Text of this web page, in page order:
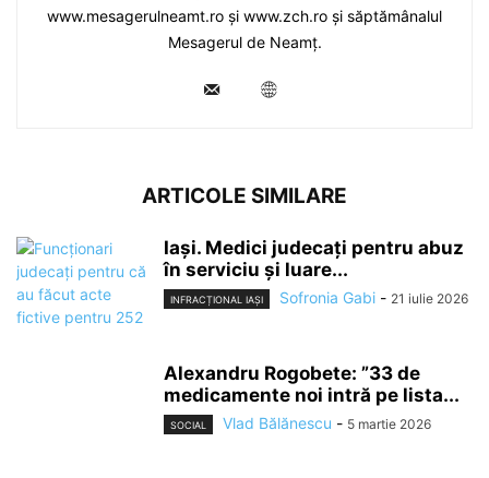
www.mesagerulneamt.ro și www.zch.ro și săptămânalul
Mesagerul de Neamț.
ARTICOLE SIMILARE
Iași. Medici judecați pentru abuz
în serviciu și luare...
INFRACȚIONAL IAȘI Sofronia Gabi - 21 iulie 2026
Alexandru Rogobete: ”33 de
medicamente noi intră pe lista...
SOCIAL Vlad Bălănescu - 5 martie 2026